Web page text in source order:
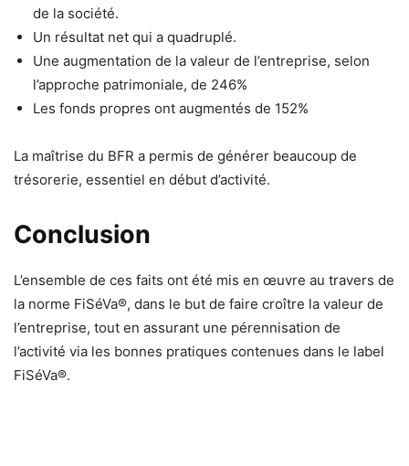
de la société.
Un résultat net qui a quadruplé.
Une augmentation de la valeur de l’entreprise, selon
l’approche patrimoniale, de 246%
Les fonds propres ont augmentés de 152%
La maîtrise du BFR a permis de générer beaucoup de
trésorerie, essentiel en début d’activité.
Conclusion
L’ensemble de ces faits ont été mis en œuvre au travers de
la norme FiSéVa®, dans le but de faire croître la valeur de
l’entreprise, tout en assurant une pérennisation de
l’activité via les bonnes pratiques contenues dans le label
FiSéVa®.